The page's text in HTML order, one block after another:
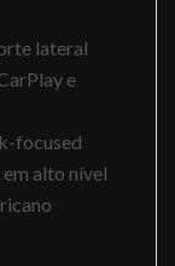
lateral
e
focused
alto nível